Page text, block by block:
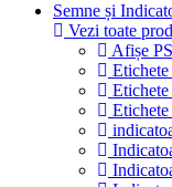
Semne și
Vezi toate
Afișe